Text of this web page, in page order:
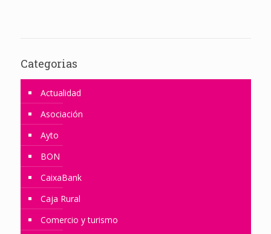
Categorias
Actualidad
Asociación
Ayto
BON
CaixaBank
Caja Rural
Comercio y turismo